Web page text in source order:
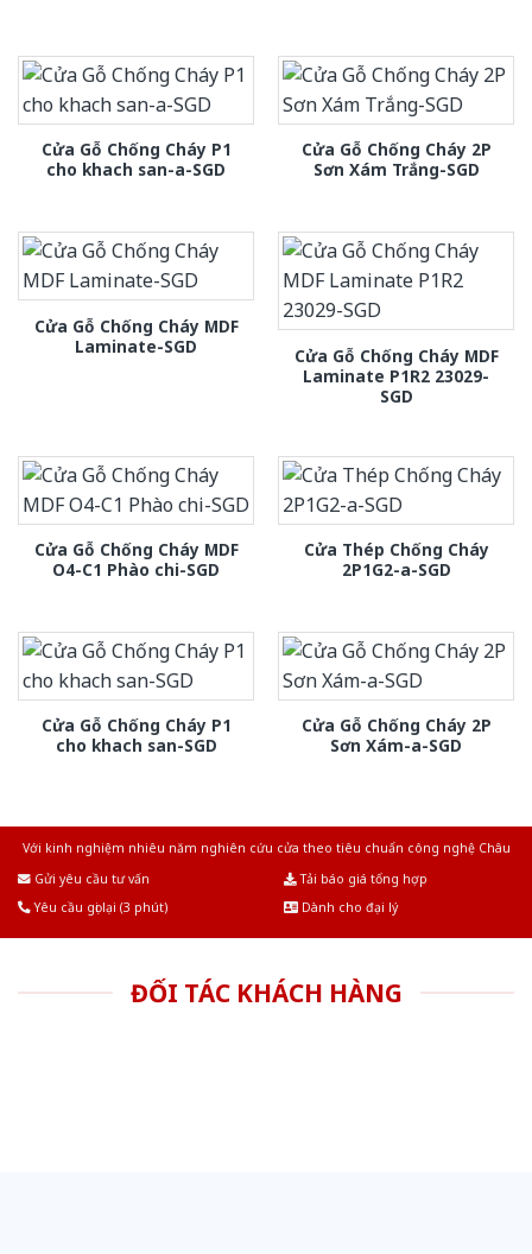
Cửa Gỗ Chống Cháy P1
cho khach san-a-SGD
Cửa Gỗ Chống Cháy 2P
Sơn Xám Trắng-SGD
Cửa Gỗ Chống Cháy MDF
Laminate-SGD
Cửa Gỗ Chống Cháy MDF
Laminate P1R2 23029-
SGD
Cửa Gỗ Chống Cháy MDF
O4-C1 Phào chi-SGD
Cửa Thép Chống Cháy
2P1G2-a-SGD
Cửa Gỗ Chống Cháy P1
cho khach san-SGD
Cửa Gỗ Chống Cháy 2P
Sơn Xám-a-SGD
Với kinh nghiệm nhiêu năm nghiên cứu cửa theo tiêu chuẩn công nghệ Châu
Gửi yêu cầu tư vấn
Tải báo giá tổng hợp
Yêu cầu gọi lại (3 phút)
Dành cho đại lý
ĐỐI TÁC KHÁCH HÀNG